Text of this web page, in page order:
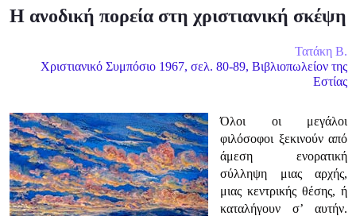
Η ανοδική πορεία στη χριστιανική σκέψη
Τατάκη Β.
Χριστιανικό Συμπόσιο 1967, σελ. 80-89, Βιβλιοπωλείον της
Εστίας
Όλοι οι μεγάλοι
φιλόσοφοι ξεκινούν από
άμεση ενορατική
σύλληψη μιας αρχής,
μιας κεντρικής θέσης, ή
καταλήγουν σ’ αυτήν.